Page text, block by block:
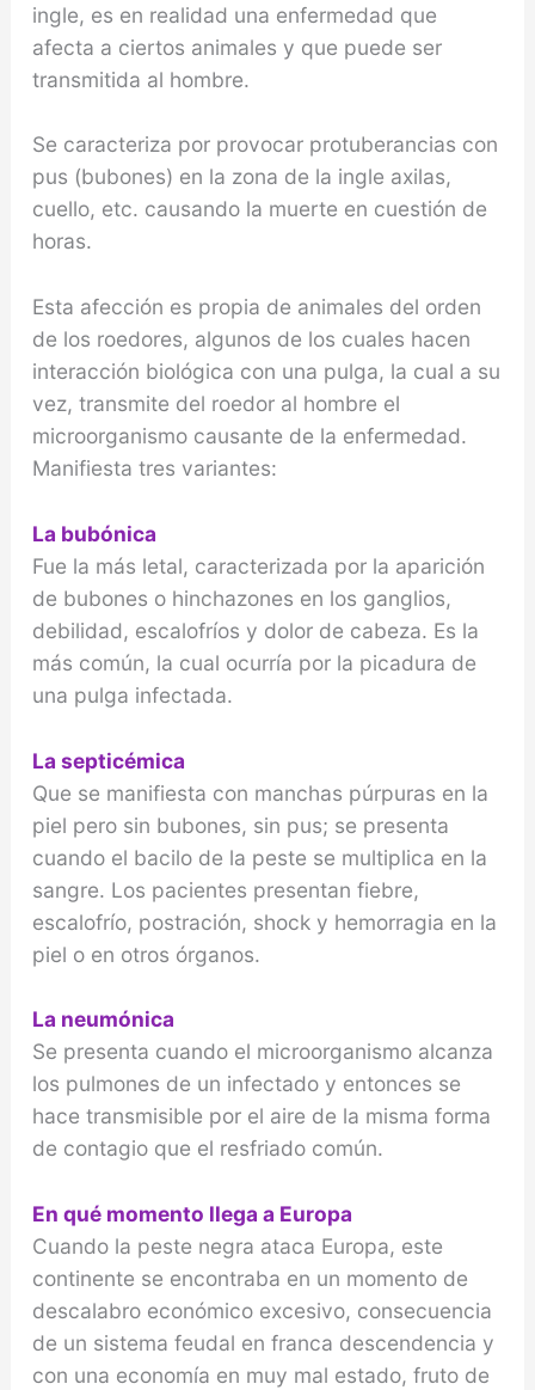
ingle, es en realidad una enfer­medad que
afecta a ciertos animales y que puede ser
transmitida al hombre.
Se caracteriza por provocar protuberancias con
pus (bubones) en la zona de la ingle axilas,
cuello, etc. causando la muerte en cues­tión de
horas.
Esta afección es propia de animales del orden
de los roedores, algunos de los cuales hacen
interacción biológica con una pulga, la cual a su
vez, transmite del roedor al hombre el
microorganismo causante de la enfermedad.
Manifiesta tres variantes:
La bubónica
Fue la más letal, caracterizada por la aparición
de bubones o hinchazones en los ganglios,
debilidad, escalofríos y dolor de cabeza. Es la
más común, la cual ocurría por la picadura de
una pulga infectada.
La septicémica
Que se manifiesta con manchas púrpuras en la
piel pero sin bubones, sin pus; se presenta
cuan­do el bacilo de la peste se multiplica en la
sangre. Los pacientes presentan fiebre,
escalofrío, postración, shock y hemorragia en la
piel o en otros órganos.
La neumónica
Se presenta cuando el microorganismo alcanza
los pulmones de un infectado y entonces se
hace transmisible por el aire de la misma forma
de contagio que el resfriado común.
En qué momento llega a Europa
Cuando la peste negra ataca Europa, este
continen­te se encontraba en un momento de
descalabro eco­nómico excesivo, consecuencia
de un sistema feudal en franca descendencia y
con una economía en muy mal estado, fruto de